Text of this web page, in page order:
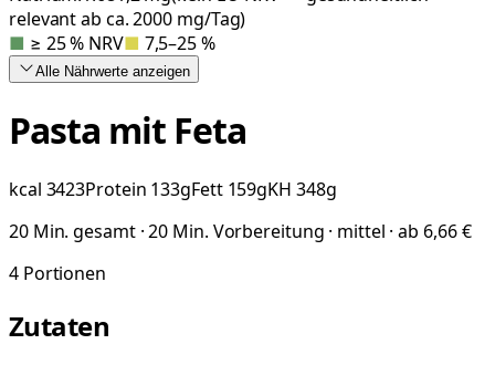
relevant ab ca. 2000 mg/Tag)
■ ≥ 25 % NRV■ 7,5–25 %
Alle Nährwerte anzeigen
Pasta mit Feta
kcal 3423Protein 133gFett 159gKH 348g
20 Min. gesamt · 20 Min. Vorbereitung · mittel · ab 6,66 €
4 Portionen
Zutaten